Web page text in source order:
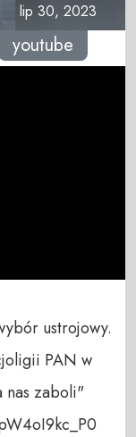
lip 30, 2023
youtube
ustrojowy.
PAN w
nas zaboli"